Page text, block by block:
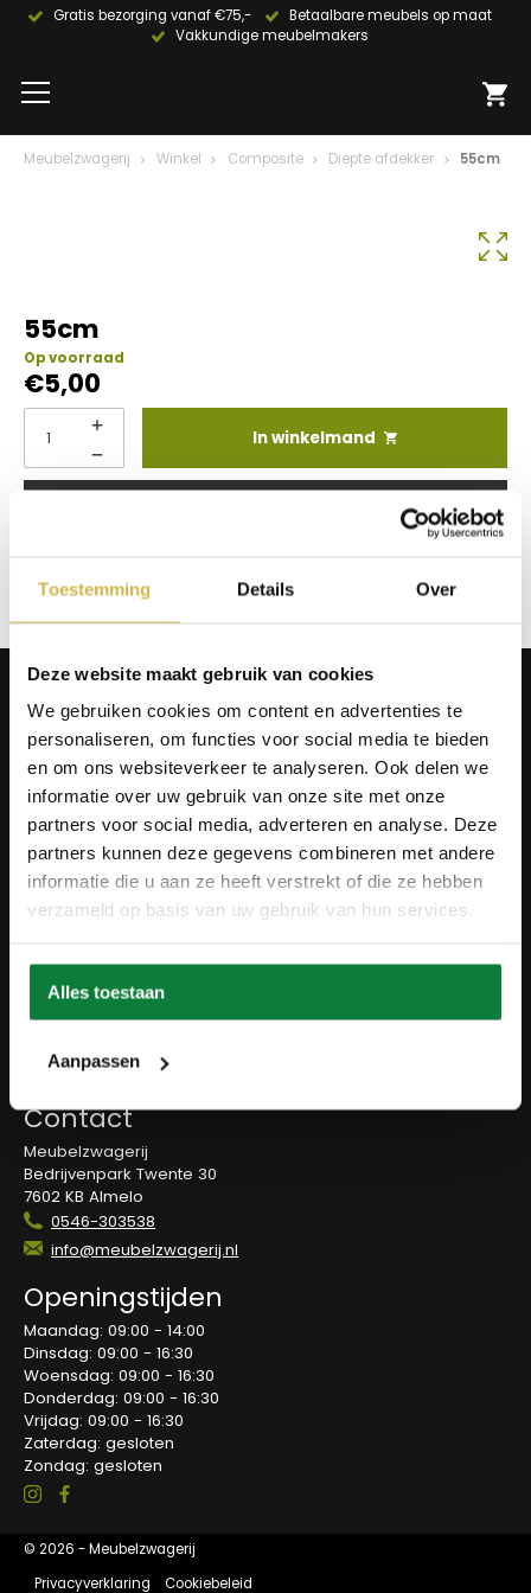
Toestemming Details Over
Deze website maakt gebruik van cookies
We gebruiken cookies om content en advertenties te
personaliseren, om functies voor social media te bieden
en om ons websiteverkeer te analyseren. Ook delen we
informatie over uw gebruik van onze site met onze
partners voor social media, adverteren en analyse. Deze
partners kunnen deze gegevens combineren met andere
informatie die u aan ze heeft verstrekt of die ze hebben
verzameld op basis van uw gebruik van hun services.
Alles toestaan
Aanpassen
Gratis bezorging vanaf €75,-
Betaalbare meubels op maat
Vakkundige meubelmakers
Meubelzwagerij Winkel Composite Diepte afdekker 55cm
55cm
Op voorraad
€5,00
In winkelmand
Info aanvragen / wensen doorgeven
Producten
Tafels
Wanddecoratie
Tv-meubels
Accessoires
Onderstellen
Olie en onderhoud
Over ons
Wie zijn wij?
Ons materiaal
Duurzaamheid
Betaalmethodes
Retourbeleid
Overeenkomst herroepen
Blog
Contact
Meubelzwagerij
Bedrijvenpark Twente 30
7602 KB Almelo
0546-303538
info@meubelzwagerij.nl
Openingstijden
Maandag: 09:00 - 14:00
Dinsdag: 09:00 - 16:30
Woensdag: 09:00 - 16:30
Donderdag: 09:00 - 16:30
Vrijdag: 09:00 - 16:30
Zaterdag: gesloten
Zondag: gesloten
© 2026 - Meubelzwagerij
Privacyverklaring
Cookiebeleid